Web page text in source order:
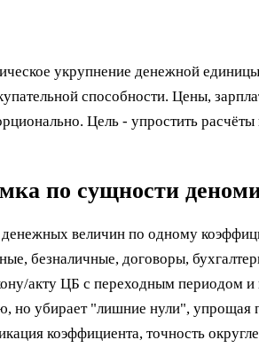
укрупнение денежной
способности. Цены,
Цель - упростить
по сущности
величин по одному
безналичные, договоры,
акту ЦБ с переходным периодом
но убирает "лишние нули", упрощая
коэффициента, точность